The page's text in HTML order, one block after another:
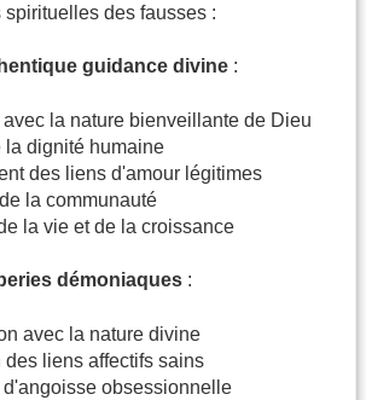
des fausses :
guidance divine :
la nature bienveillante de Dieu
la dignité humaine
des liens d'amour légitimes
la communauté
la vie et de la croissance
démoniaques :
avec la nature divine
des liens affectifs sains
obsessionnelle